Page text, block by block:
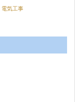
電気工事